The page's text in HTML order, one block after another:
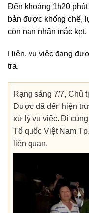
Đến khoảng 1h20
bản được khống chế,
còn nạn nhân mắc kẹt.
Hiện, vụ việc đang
tra.
Rạng sáng 7/7, Chủ
Được đã đến hiện
xử lý vụ việc. Đi
Tổ quốc Việt Nam
liên quan.